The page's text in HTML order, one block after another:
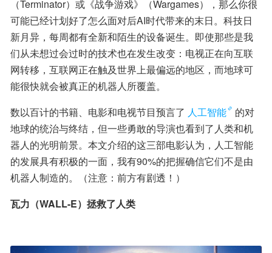
（Terminator）或《战争游戏》（Wargames），那么你很
可能已经计划好了怎么面对后AI时代带来的末日。科技日
新月异，每周都有全新和陌生的设备诞生。即使那些是我
们从未想过会过时的技术也在发生改变：电视正在向互联
网转移，互联网正在触及世界上最偏远的地区，而地球可
能很快就会被真正的机器人所覆盖。
数以百计的书籍、电影和电视节目预言了 人工智能
的对
地球的统治与终结，但一些勇敢的导演也看到了人类和机
器人的光明前景。本文介绍的这三部电影认为，人工智能
的发展具有积极的一面，我有90%的把握确信它们不是由
机器人制造的。（注意：前方有剧透！）
瓦力（WALL-E）拯救了人类